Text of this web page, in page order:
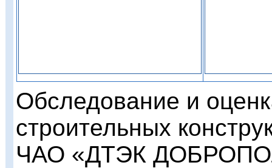
Обследование и
строительных
ЧАО «ДТЭК